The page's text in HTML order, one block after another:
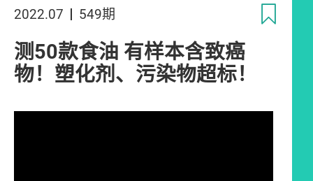
2022.07 549期
测50款食油 有样本含致癌
物！塑化剂、污染物超标！